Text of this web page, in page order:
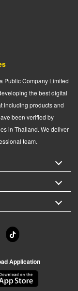
Public Company Limited
the best digital
including products and
been verified by
in Thailand. We deliver
team.
Application